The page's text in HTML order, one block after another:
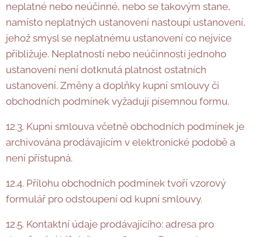
neplatné nebo neúčinné, nebo se takovým stane,
namísto neplatných ustanovení nastoupí ustanovení,
jehož smysl se neplatnému ustanovení co nejvíce
přibližuje. Neplatností nebo neúčinností jednoho
ustanovení není dotknutá platnost ostatních
ustanovení. Změny a doplňky kupní smlouvy či
obchodních podmínek vyžadují písemnou formu.
12.3. Kupní smlouva včetně obchodních podmínek je
archivována prodávajícím v elektronické podobě a
není přístupná.
12.4. Přílohu obchodních podmínek tvoří vzorový
formulář pro odstoupení od kupní smlouvy.
12.5. Kontaktní údaje prodávajícího: adresa pro